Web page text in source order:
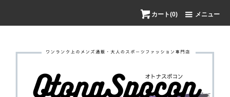
カート(0) メニュー